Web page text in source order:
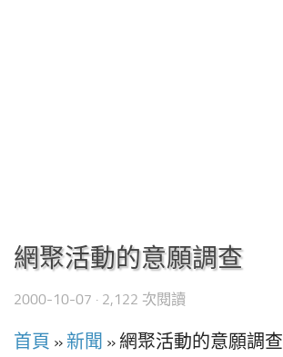
網聚活動的意願調查
2000-10-07 · 2,122 次閱讀
首頁 » 新聞 » 網聚活動的意願調查